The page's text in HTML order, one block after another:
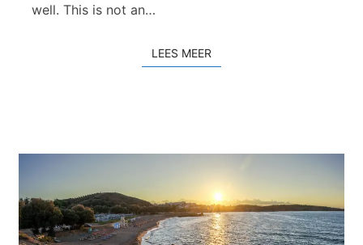
well. This is not an…
LEES MEER